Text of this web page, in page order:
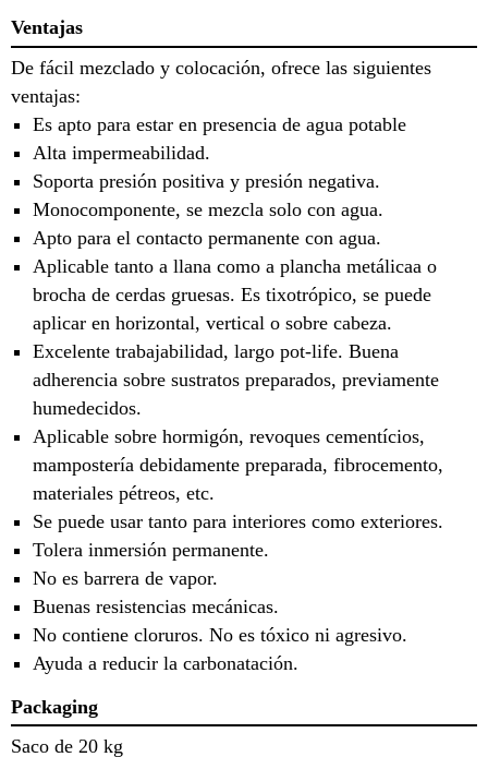
Ventajas
De fácil mezclado y colocación, ofrece las siguientes
ventajas:
Es apto para estar en presencia de agua potable
Alta impermeabilidad.
Soporta presión positiva y presión negativa.
Monocomponente, se mezcla solo con agua.
Apto para el contacto permanente con agua.
Aplicable tanto a llana como a plancha metálicaa o
brocha de cerdas gruesas. Es tixotrópico, se puede
aplicar en horizontal, vertical o sobre cabeza.
Excelente trabajabilidad, largo pot-life. Buena
adherencia sobre sustratos preparados, previamente
humedecidos.
Aplicable sobre hormigón, revoques cementícios,
mampostería debidamente preparada, fibrocemento,
materiales pétreos, etc.
Se puede usar tanto para interiores como exteriores.
Tolera inmersión permanente.
No es barrera de vapor.
Buenas resistencias mecánicas.
No contiene cloruros. No es tóxico ni agresivo.
Ayuda a reducir la carbonatación.
Packaging
Saco de 20 kg